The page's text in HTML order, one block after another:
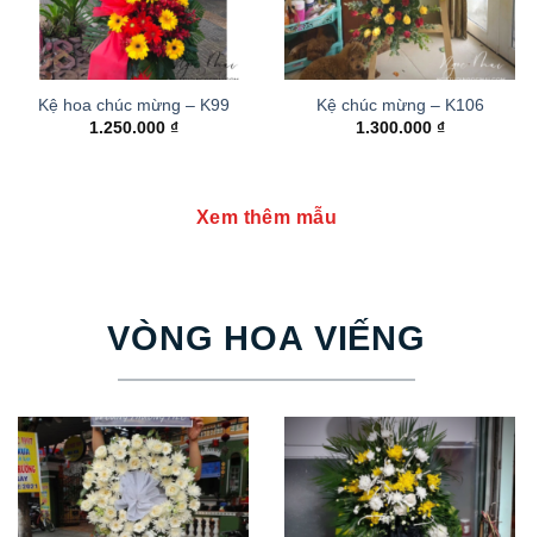
Kệ hoa chúc mừng – K99
1.250.000 ₫
Kệ chúc mừng – K106
1.300.000 ₫
Xem thêm mẫu
VÒNG HOA VIẾNG